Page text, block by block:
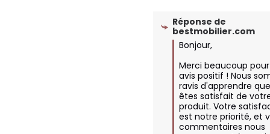
Réponse de
bestmobilier.com
Bonjour,
Merci beaucoup
avis positif ! Nous
ravis d'apprendre
êtes satisfait de
produit. Votre
est notre priorité, et
commentaires nous